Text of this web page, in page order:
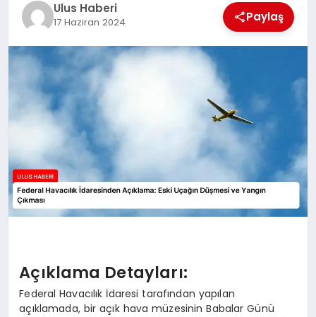
Ulus Haberi
17 Haziran 2024 Paylaş
Açıklama Detayları:
Federal Havacılık İdaresi tarafından yapılan
açıklamada, bir açık hava müzesinin Babalar Günü